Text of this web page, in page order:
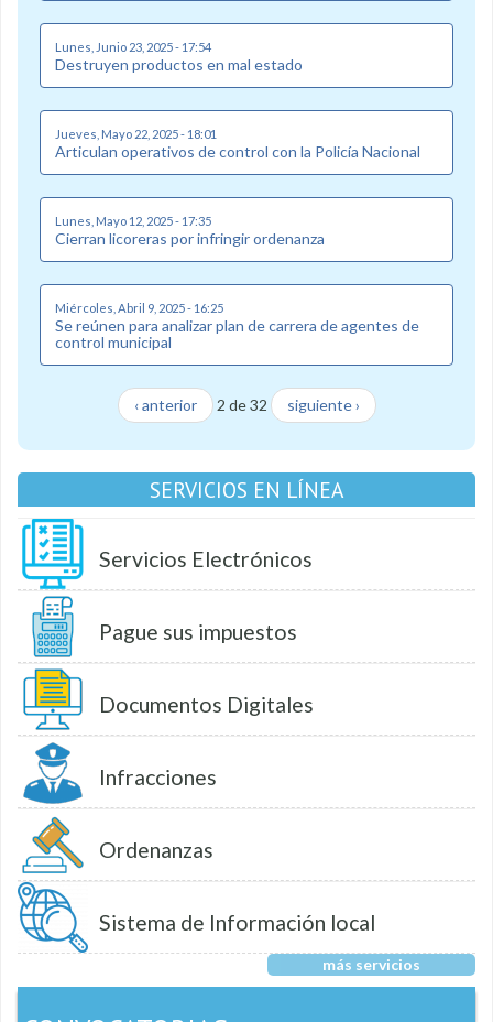
Lunes, Junio 23, 2025 - 17:54
Destruyen productos en mal estado
Jueves, Mayo 22, 2025 - 18:01
Articulan operativos de control con la Policía Nacional
Lunes, Mayo 12, 2025 - 17:35
Cierran licoreras por infringir ordenanza
Miércoles, Abril 9, 2025 - 16:25
Se reúnen para analizar plan de carrera de agentes de
control municipal
‹ anterior 2 de 32 siguiente ›
SERVICIOS EN LÍNEA
Servicios Electrónicos
Pague sus impuestos
Documentos Digitales
Infracciones
Ordenanzas
Sistema de Información local
más servicios